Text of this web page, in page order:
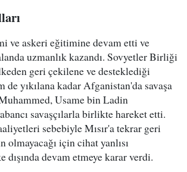
ve askeri eğitimine devam etti ve
uzmanlık kazandı. Sovyetler Birliği
geri çekilene ve desteklediği
de yıkılana kadar Afganistan'da savaşa
Usame bin Ladin
savaşçılarla birlikte hareket etti.
sebebiyle Mısır'a tekrar geri
olmayacağı için cihat yanlısı
devam etmeye karar verdi.